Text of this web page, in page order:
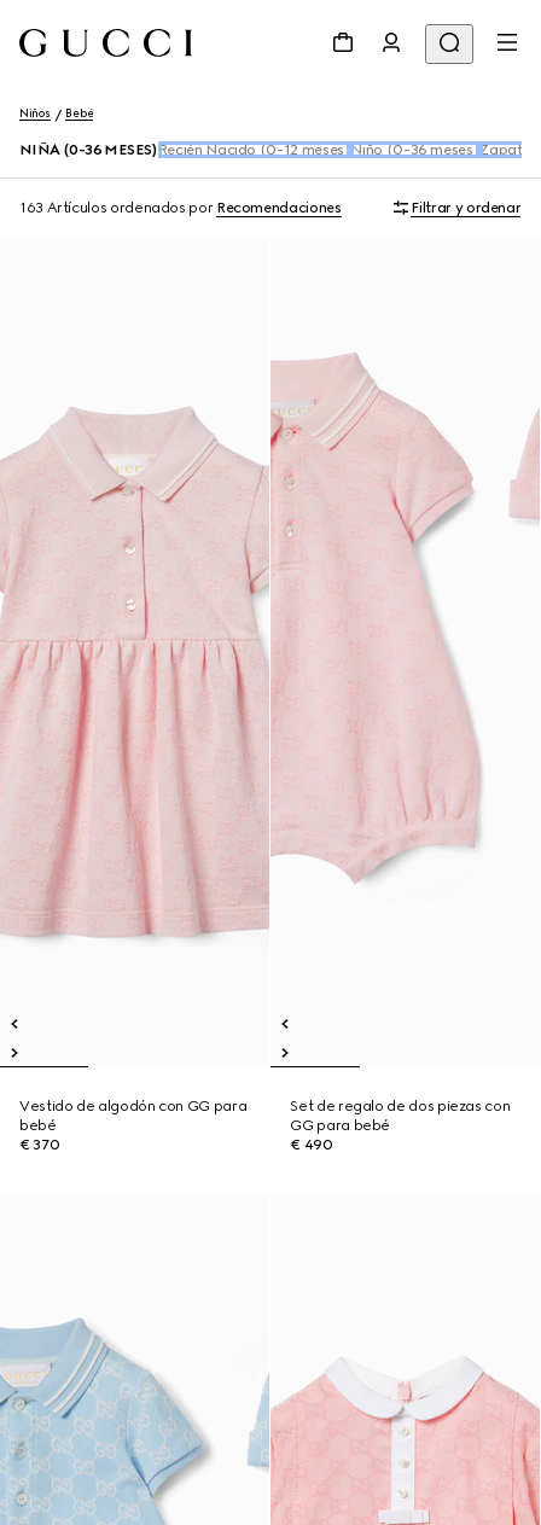
Niños Bebé
NIÑA (0-36 MESES) Recién Nacido (0-12 meses) Niño (0-36 meses)
163 Artículos ordenados por Recomendaciones Filtrar y ordenar
Vestido de algodón con GG para
bebé
€ 370
Set de regalo de dos piezas con
GG para bebé
€ 490